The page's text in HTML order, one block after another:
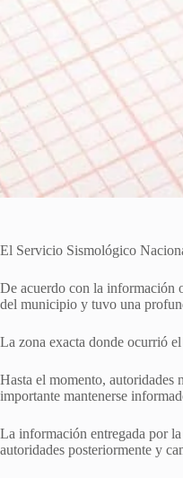
El Servicio Sismológico
De acuerdo con la información
del municipio y tuvo una
La zona exacta donde ocurrió
Hasta el momento, autoridades
importante mantenerse
La información entregada por
autoridades posteriormente y